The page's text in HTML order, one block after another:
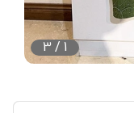
1
/
3